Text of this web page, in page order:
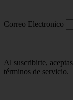
Correo Electronico
Al suscribirte,
términos de servicio.